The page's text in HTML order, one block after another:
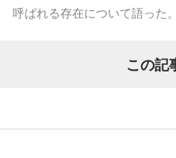
ね。
「551の豚まんがあるとき？
呼ばれる存在について語った。
鈴木敏夫（文化放送解説委員）
長ポストをめぐる現金授受疑
この記